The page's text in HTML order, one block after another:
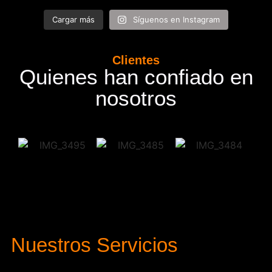
Cargar más Síguenos en Instagram
Clientes
Quienes han confiado en
nosotros
Nuestros Servicios